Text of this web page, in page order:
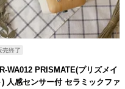
売終了
WA012 PRISMATE(プリズメイ
) 人感センサー付 セラミックファ